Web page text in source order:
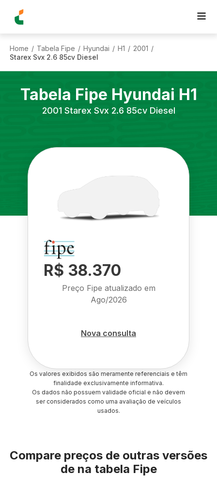
Home / Tabela Fipe / Hyundai / H1 / 2001 /
Starex Svx 2.6 85cv Diesel
Tabela Fipe Hyundai H1
2001 Starex Svx 2.6 85cv Diesel
R$ 38.370
Preço Fipe atualizado em
Ago/2026
Nova consulta
Os valores exibidos são meramente referenciais e têm
finalidade exclusivamente informativa.
Os dados não possuem validade oficial e não devem
ser considerados como uma avaliação de veículos
usados.
Compare preços de outras versões
de na tabela Fipe